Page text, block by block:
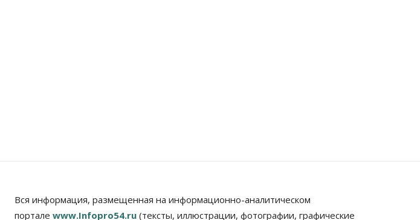
Вся информация, размещенная на информационно-аналитическом
портале www.Infopro54.ru (тексты, иллюстрации, фотографии, графические